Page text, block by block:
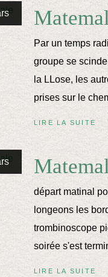
Par un temps
groupe se
la LLose, les
prises sur le
LIRE LA SUITE
départ matinal
longeons les
trombinoscope
soirée s'est
LIRE LA SUITE